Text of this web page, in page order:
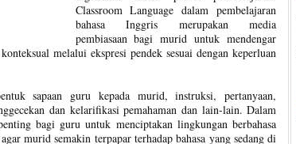
Classroom Language dalam pembelajaran
bahasa Inggris merupakan media
pembiasaan bagi murid untuk mendengar
melalui ekspresi pendek sesuai dengan keperluan
sapaan guru kepada murid, instruksi, pertanyaan,
dan kelarifikasi pemahaman dan lain-lain. Dalam
bagi guru untuk menciptakan lingkungan berbahasa
murid semakin terpapar terhadap bahasa yang sedang di